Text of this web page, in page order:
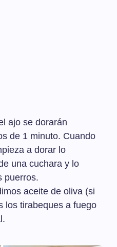
ajo se dorarán
de 1 minuto. Cuando
a dorar lo
una cuchara y lo
puerros.
aceite de oliva (si
los tirabeques a fuego